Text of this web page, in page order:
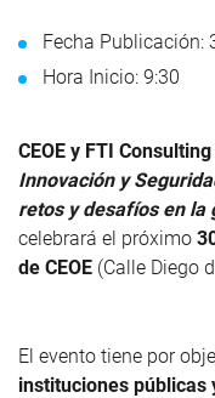
Fecha Publicación:
Hora Inicio: 9:30
CEOE y FTI Consulting
Innovación y
retos y desafíos en la
celebrará el próximo
de CEOE (Calle Diego
El evento tiene por
instituciones públicas